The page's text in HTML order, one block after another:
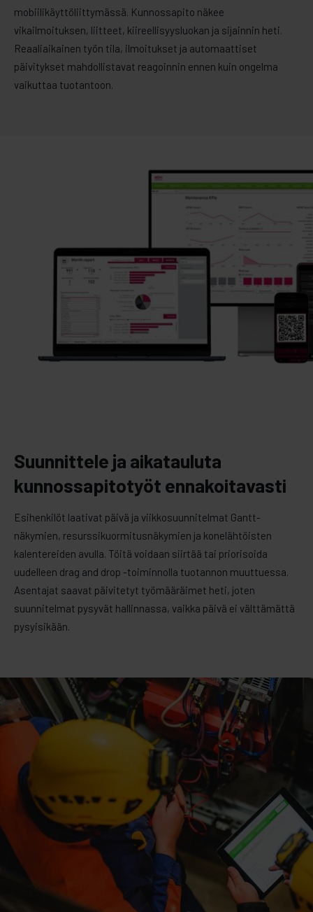
mobiilikäyttöliittymässä. Kunnossapito näkee
vikailmoituksen, liitteet, kiireellisyysluokan ja sijainnin heti.
Reaaliaikainen työn tila, ilmoitukset ja automaattiset
päivitykset mahdollistavat reagoinnin ennen kuin ongelma
vaikuttaa tuotantoon.
Suunnittele ja aikatauluta
kunnossapitotyöt ennakoitavasti
Esihenkilöt laativat päivä ja viikkosuunnitelmat Gantt-
näkymien, resurssikuormitusnäkymien ja konelähtöisten
kalentereiden avulla. Töitä voidaan siirtää tai priorisoida
uudelleen drag and drop -toiminnolla tuotannon muuttuessa.
Asentajat saavat päivitetyt työmääräimet heti, joten
suunnitelmat pysyvät hallinnassa, vaikka päivä ei välttämättä
pysyisikään.